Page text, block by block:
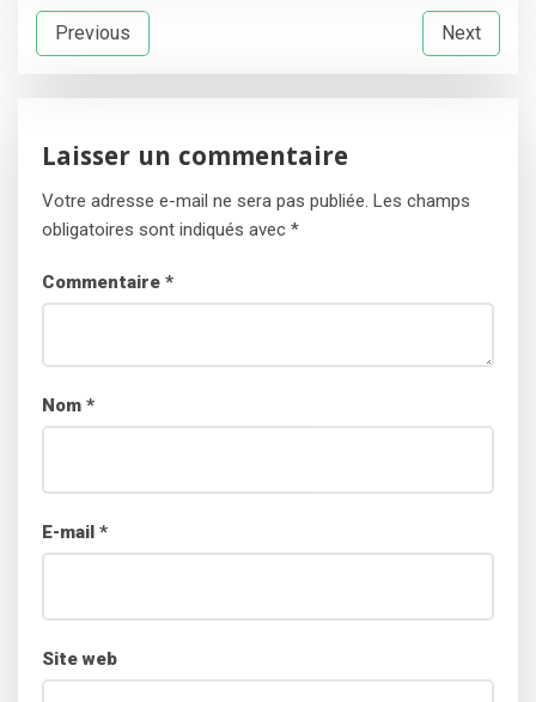
Navigation
de
l’article
Previous Next
Laisser un commentaire
Votre adresse e-mail ne sera pas publiée. Les champs
obligatoires sont indiqués avec *
Commentaire *
Nom *
E-mail *
Site web